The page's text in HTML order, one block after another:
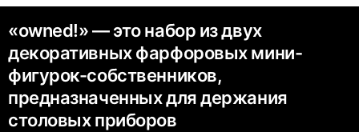
«owned!» — это набор из двух
декоративных фарфоровых мини-
фигурок-собственников,
предназначенных для держания
столовых приборов